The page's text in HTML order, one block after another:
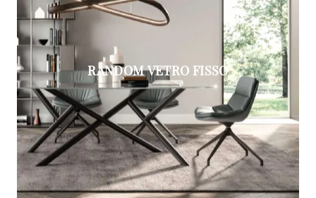
RANDOM VETRO FISSO